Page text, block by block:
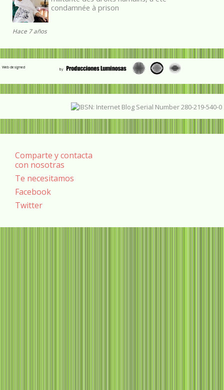
condamnée à prison
Hace 7 años
Web designed
Comparte y contacta
con nosotras
Te necesitamos
Facebook
Twitter